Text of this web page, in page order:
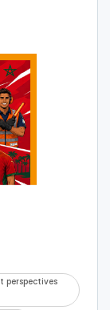
perspectives